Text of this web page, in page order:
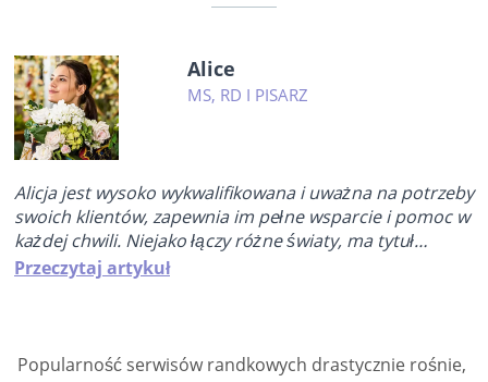
Alice
MS, RD I PISARZ
Alicja jest wysoko wykwalifikowana i uważna na potrzeby
swoich klientów, zapewnia im pełne wsparcie i pomoc w
każdej chwili. Niejako łączy różne światy, ma tytuł
licencjata, od ponad 5 lat uczy jogi, jest praktykującym
Szczyci się tym, że może odkrywać...
Przeczytaj artykuł
Popularność serwisów randkowych drastycznie rośnie,